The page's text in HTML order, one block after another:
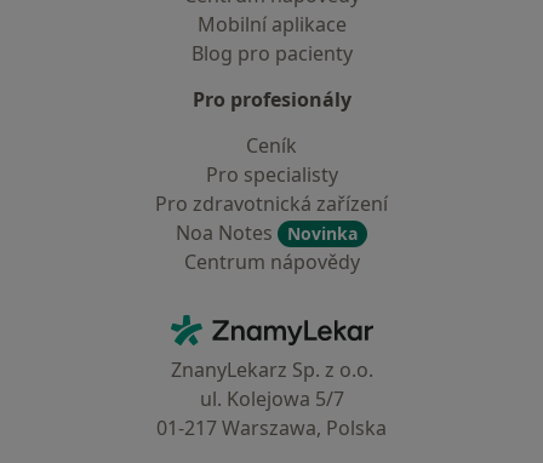
Mobilní aplikace
Blog pro pacienty
Pro profesionály
Ceník
Pro specialisty
Pro zdravotnická zařízení
Noa Notes
Novinka
Centrum nápovědy
ZnamyLekar - Hlavní stránka
ZnanyLekarz Sp. z o.o.
ul. Kolejowa 5/7
01-217 Warszawa, Polska